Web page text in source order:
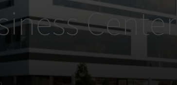
Center